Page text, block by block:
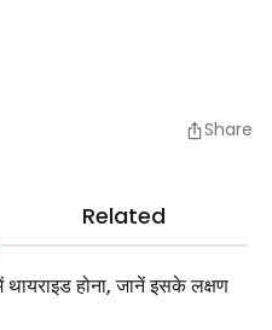
Share
Related
होना, जानें इसके लक्षण